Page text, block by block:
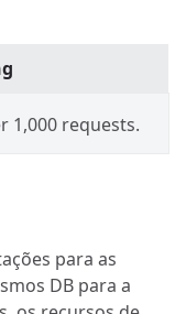
1,000 requests.
para as
DB para a